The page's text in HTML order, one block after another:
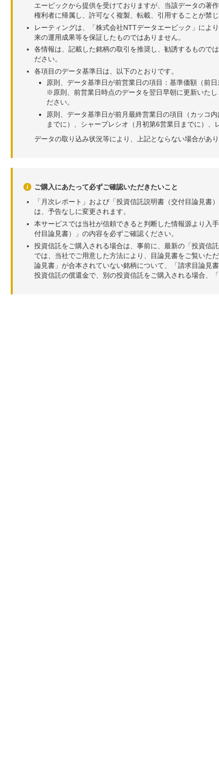
エービックから提供を受けておりますが、当該データの著
権利者に帰属し、許可なく複製、転載、引用することが禁
レーティングは、「株式会社NTTデータエービック」によ
来の運用成果等を保証したものではありません。
各情報は、記載した銘柄の取引を推奨し、勧誘するもので
ださい。
各項目のデータ基準日は、以下のとおりです。
原則、データ基準日が前営業日の項目：基準価額（前
※原則、前営業日時点のデータを翌日早朝に更新いた
ださい。
原則、データ基準日が前月最終営業日の項目（カッコ
までに）、シャープレシオ（月初第6営業日までに）
データの取り込み状況等により、上記とならない場合があ
ご購入にあたって必ずご確認いただきたいこと
「月次レポート」および「投資信託説明書（交付目論見
は、予告なしに変更されます。
本サービスでは当社が信頼できると判断した情報源より入
付目論見書）」の内容を必ずご確認ください。
投資信託をご購入される場合は、事前に、最新の「投資信
では、当社でご用意した方法により、目論見書をご覧いた
論見書」が合本されていない銘柄について、「請求目論見
投資信託の償還金で、別の投資信託をご購入される場合、